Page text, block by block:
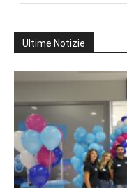
Ultime Notizie